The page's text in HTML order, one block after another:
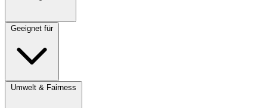
Geeignet für
Umwelt & Fairness